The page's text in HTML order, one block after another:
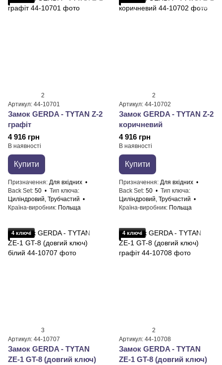
2
Артикул: 44-10701
Замок GERDA - TYTAN Z-2
графіт
4 916 грн
В наявності
Купити
Призначення Для вхідних
Back Set 50
Тип ключа
Циліндровий, Трубчастий
Країна-виробник Польща
2
Артикул: 44-10702
Замок GERDA - TYTAN Z-2
коричневий
4 916 грн
В наявності
Купити
Призначення Для вхідних
Back Set 50
Тип ключа
Циліндровий, Трубчастий
Країна-виробник Польща
4 ключі
3
Артикул: 44-10707
Замок GERDA - TYTAN
ZE-1 GT-8 (довгий ключ)
4 ключі
2
Артикул: 44-10708
Замок GERDA - TYTAN
ZE-1 GT-8 (довгий ключ)